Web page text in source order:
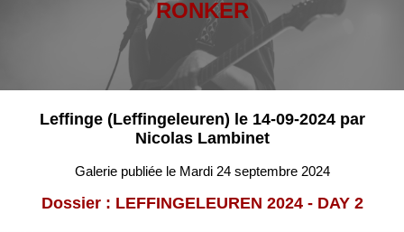
RONKER
Leffinge (Leffingeleuren) le 14-09-2024 par
Nicolas Lambinet
Galerie publiée le Mardi 24 septembre 2024
Dossier : LEFFINGELEUREN 2024 - DAY 2